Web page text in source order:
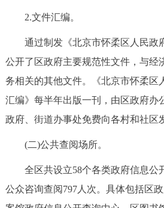
2.文件汇编。
通过制发《北京市怀柔区人民政府
公开了区政府主要规范性文件，与经
务相关的其他文件。《北京市怀柔区
汇编》每半年出版一刊，由区政府办
政府、街道办事处免费向各村和社区
(二)公共查阅场所。
全区共设立58个各类政府信息公
公众咨询查阅797人次。具体包括区